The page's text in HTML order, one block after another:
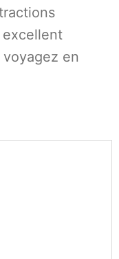
en